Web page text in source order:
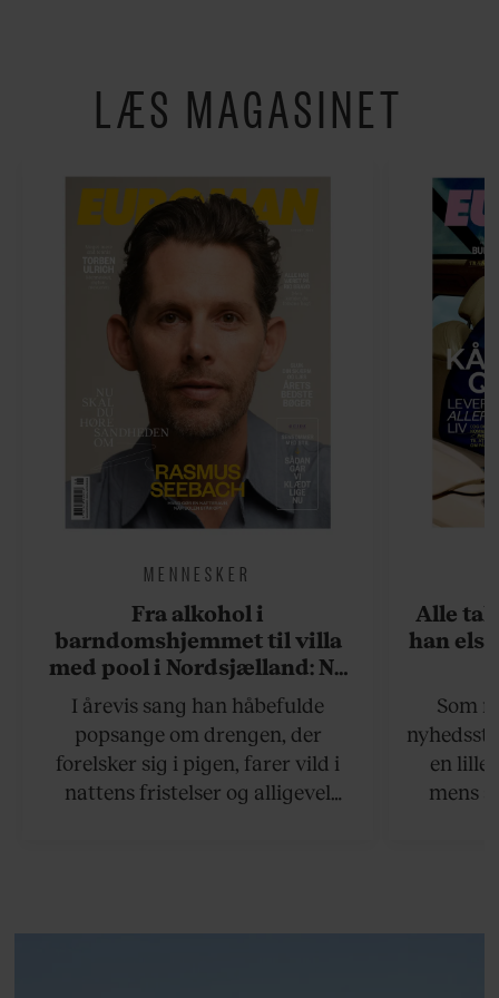
LÆS MAGASINET
MENNESKER
Fra alkohol i
barndomshjemmet til villa
med pool i Nordsjælland: Nu
skal du høre sandheden om
Rasmus Seebach
I årevis sang han håbefulde
popsange om drengen, der
forelsker sig i pigen, farer vild i
nattens fristelser og alligevel
Alle
han
Som
en lille
mens